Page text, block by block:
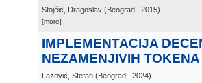
Stojčić, Dragoslav (Beograd , 2015)
[more]
IMPLEMENTACIJA
NEZAMENJIVIH
Lazović, Stefan (Beograd , 2024)